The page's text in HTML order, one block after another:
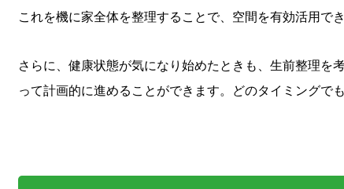
これを機に家全体を整理することで、空間を有効活用でき
さらに、健康状態が気になり始めたときも、生前整理を
って計画的に進めることができます。どのタイミングで